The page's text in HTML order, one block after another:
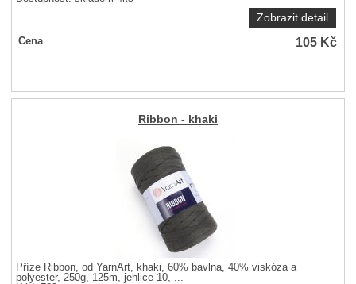
Zobrazit detail
Cena 105 Kč
Ribbon - khaki
Příze Ribbon, od YarnArt, khaki, 60% bavlna, 40% viskóza a
polyester, 250g, 125m, jehlice 10, ...